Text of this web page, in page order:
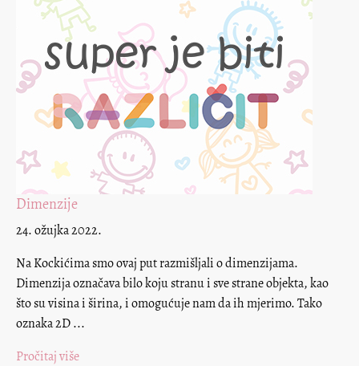
Dimenzije
24. ožujka 2022.
Na Kockićima smo ovaj put razmišljali o dimenzijama.
Dimenzija označava bilo koju stranu i sve strane objekta, kao
što su visina i širina, i omogućuje nam da ih mjerimo. Tako
oznaka 2D ...
Pročitaj više